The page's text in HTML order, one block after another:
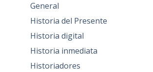
General
Historia del Presente
Historia digital
Historia inmediata
Historiadores